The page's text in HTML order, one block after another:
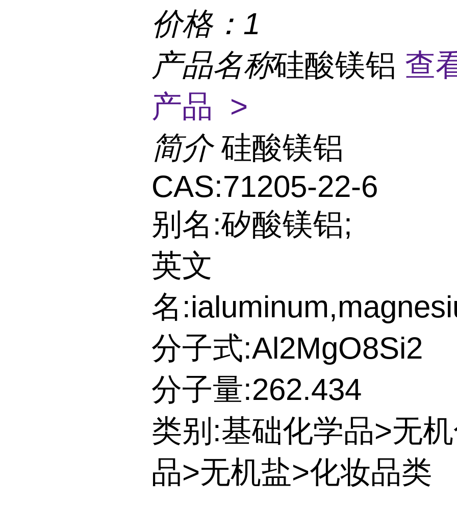
价格： 1
产品名称硅酸镁铝 查
产品 >
简介 硅酸镁铝
CAS:71205-22-6
别名:矽酸镁铝;
英文
名
分子式:Al2MgO8Si2
分子量:262.434
类别:基础化学品>无
品>无机盐>化妆品类